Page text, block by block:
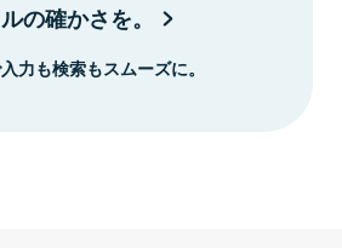
の確かさを。
力も検索もスムーズに。